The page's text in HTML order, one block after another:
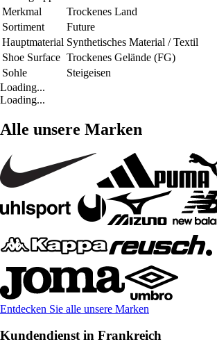
Merkmal
Trockenes Land
Sortiment
Future
Hauptmaterial Synthetisches Material / Textil
Shoe Surface Trockenes Gelände (FG)
Sohle
Steigeisen
Loading...
Loading...
Alle unsere Marken
Entdecken Sie alle unsere Marken
Kundendienst in Frankreich